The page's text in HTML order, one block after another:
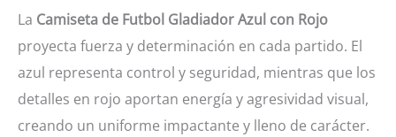
La Camiseta de Futbol Gladiador Azul con Rojo
proyecta fuerza y determinación en cada partido. El
azul representa control y seguridad, mientras que los
detalles en rojo aportan energía y agresividad visual,
creando un uniforme impactante y lleno de carácter.